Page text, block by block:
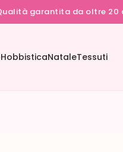
garantita da oltre 20
HobbisticaNataleTessuti